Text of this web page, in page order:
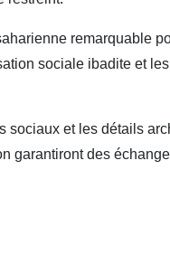
remarquable
sociale ibadite et
sociaux et les détails
garantiront des